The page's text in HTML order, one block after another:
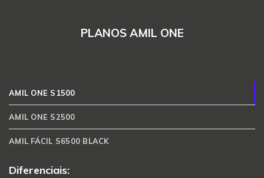
PLANOS AMIL ONE
AMIL ONE S1500
AMIL ONE S2500
AMIL FÁCIL S6500 BLACK
Diferenciais: